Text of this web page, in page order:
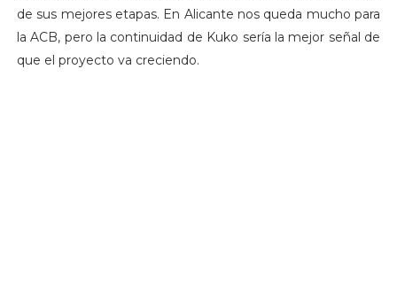
de sus mejores etapas. En Alicante nos queda mucho para
la ACB, pero la continuidad de Kuko sería la mejor señal de
que el proyecto va creciendo.